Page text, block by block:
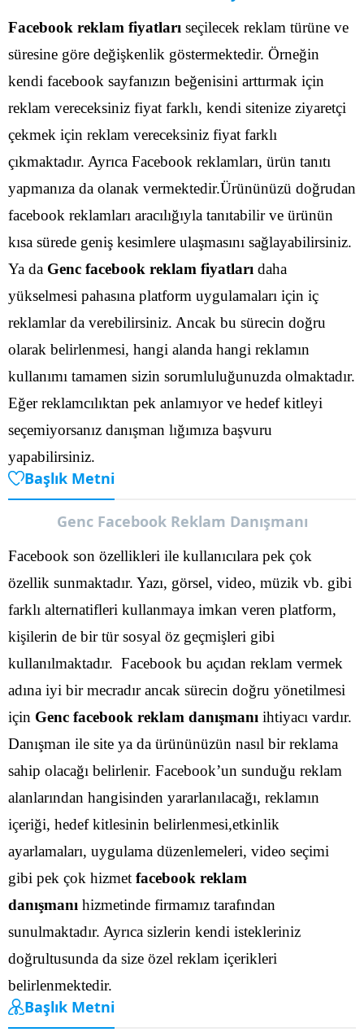
Facebook reklam fiyatları seçilecek reklam türüne ve
süresine göre değişkenlik göstermektedir. Örneğin
kendi facebook sayfanızın beğenisini arttırmak için
reklam vereceksiniz fiyat farklı, kendi sitenize ziyaretçi
çekmek için reklam vereceksiniz fiyat farklı
çıkmaktadır. Ayrıca Facebook reklamları, ürün tanıtı
yapmanıza da olanak vermektedir.Ürününüzü doğrudan
facebook reklamları aracılığıyla tanıtabilir ve ürünün
kısa sürede geniş kesimlere ulaşmasını sağlayabilirsiniz.
Ya da Genc facebook reklam fiyatları daha
yükselmesi pahasına platform uygulamaları için iç
reklamlar da verebilirsiniz. Ancak bu sürecin doğru
olarak belirlenmesi, hangi alanda hangi reklamın
kullanımı tamamen sizin sorumluluğunuzda olmaktadır.
Eğer reklamcılıktan pek anlamıyor ve hedef kitleyi
seçemiyorsanız danışman lığımıza başvuru
yapabilirsiniz.
Başlık Metni
Genc Facebook Reklam Danışmanı
Facebook son özellikleri ile kullanıcılara pek çok
özellik sunmaktadır. Yazı, görsel, video, müzik vb. gibi
farklı alternatifleri kullanmaya imkan veren platform,
kişilerin de bir tür sosyal öz geçmişleri gibi
kullanılmaktadır. Facebook bu açıdan reklam vermek
adına iyi bir mecradır ancak sürecin doğru yönetilmesi
için Genc facebook reklam danışmanı ihtiyacı vardır.
Danışman ile site ya da ürününüzün nasıl bir reklama
sahip olacağı belirlenir. Facebook’un sunduğu reklam
alanlarından hangisinden yararlanılacağı, reklamın
içeriği, hedef kitlesinin belirlenmesi,etkinlik
ayarlamaları, uygulama düzenlemeleri, video seçimi
gibi pek çok hizmet facebook reklam
danışmanı hizmetinde firmamız tarafından
sunulmaktadır. Ayrıca sizlerin kendi istekleriniz
doğrultusunda da size özel reklam içerikleri
belirlenmektedir.
Başlık Metni